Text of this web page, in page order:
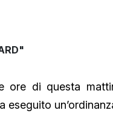
ore di questa
eseguito